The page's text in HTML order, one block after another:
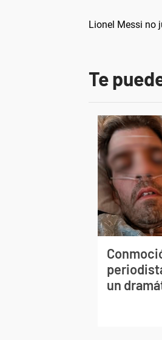
Lionel Messi no
Te
un